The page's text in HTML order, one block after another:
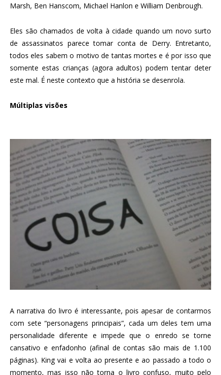
Marsh, Ben Hanscom, Michael Hanlon e William Denbrough.
Eles são chamados de volta à cidade quando um novo surto
de assassinatos parece tomar conta de Derry. Entretanto,
todos eles sabem o motivo de tantas mortes e é por isso que
somente estas crianças (agora adultos) podem tentar deter
este mal. É neste contexto que a história se desenrola.
Múltiplas visões
A narrativa do livro é interessante, pois apesar de contarmos
com sete “personagens principais”, cada um deles tem uma
personalidade diferente e impede que o enredo se torne
cansativo e enfadonho (afinal de contas são mais de 1.100
páginas). King vai e volta ao presente e ao passado a todo o
momento, mas isso não torna o livro confuso, muito pelo